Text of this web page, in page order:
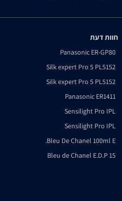
חוות דעת
Panasonic ER-GP80
Silk expert Pro 5 PL5152
Silk expert Pro 5 PL5152
Panasonic ER1411
Sensilight Pro IPL
Sensilight Pro IPL
Bleu De Chanel 100ml E.
Bleu de Chanel E.D.P 15